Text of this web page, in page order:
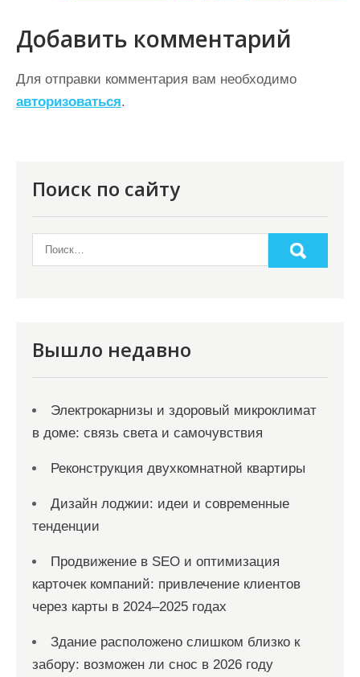
и
г
а
м
Добавить комментарий
Для отправки комментария вам необходимо
авторизоваться.
Поиск по сайту
Вышло недавно
Электрокарнизы и здоровый микроклимат
в доме: связь света и самочувствия
Реконструкция двухкомнатной квартиры
Дизайн лоджии: идеи и современные
тенденции
Продвижение в SEO и оптимизация
карточек компаний: привлечение клиентов
через карты в 2024–2025 годах
Здание расположено слишком близко к
забору: возможен ли снос в 2026 году